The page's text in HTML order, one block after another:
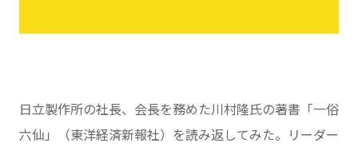
日立製作所の社長、会長を務めた川村隆氏の著書「一俗
六仙」（東洋経済新報社）を読み返してみた。リーダー